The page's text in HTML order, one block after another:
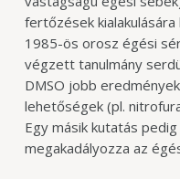
fertőzések
1985-ös orosz égési
végzett tanulmány
DMSO jobb
lehetőségek (pl.
Egy másik kutatás
megakadályozza az